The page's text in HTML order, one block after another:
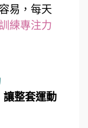
易，每天
練專注力
讓整套運動